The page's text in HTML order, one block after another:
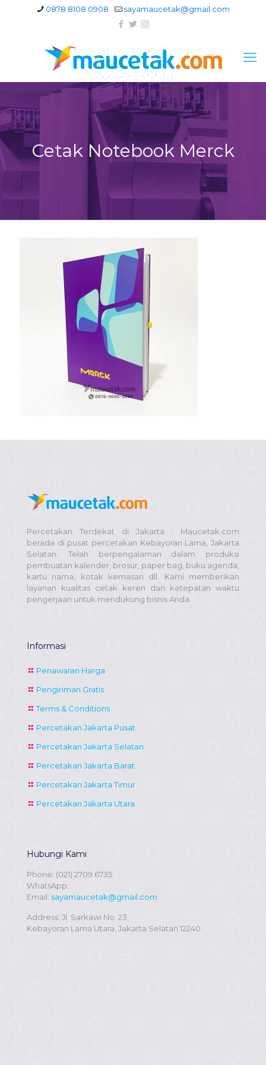
0878 8108 0908 sayamaucetak@gmail.com
Cetak Notebook Merck
Percetakan Terdekat di Jakarta : Maucetak.com
berada di pusat percetakan Kebayoran Lama, Jakarta
Selatan. Telah berpengalaman dalam produksi
pembuatan kalender, brosur, paper bag, buku agenda,
kartu nama, kotak kemasan dll. Kami memberikan
layanan kualitas cetak keren dan ketepatan waktu
pengerjaan untuk mendukung bisnis Anda.
Informasi
Penawaran Harga
Pengiriman Gratis
Terms & Conditions
Percetakan Jakarta Pusat
Percetakan Jakarta Selatan
Percetakan Jakarta Barat
Percetakan Jakarta Timur
Percetakan Jakarta Utara
Hubungi Kami
Phone: (021) 2709 6735
WhatsApp:
Email: sayamaucetak@gmail.com
Address: Jl. Sarkawi No. 23,
Kebayoran Lama Utara, Jakarta Selatan 12240